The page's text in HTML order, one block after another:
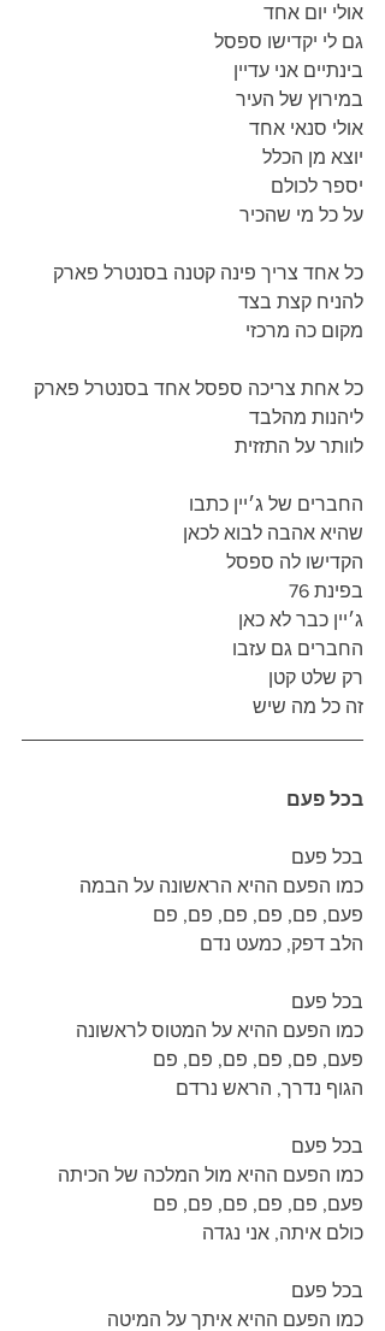
אולי יום אחד
גם לי יקדישו ספסל
בינתיים אני עדיין
במירוץ של העיר
אולי סנאי אחד
יוצא מן הכלל
יספר לכולם
על כל מי שהכיר
כל אחד צריך פינה קטנה בסנטרל פארק
להניח קצת בצד
מקום כה מרכזי
כל אחת צריכה ספסל אחד בסנטרל פארק
ליהנות מהלבד
לוותר על התזזית
החברים של ג׳יין כתבו
שהיא אהבה לבוא לכאן
הקדישו לה ספסל
בפינת 76
ג׳יין כבר לא כאן
החברים גם עזבו
רק שלט קטן
זה כל מה שיש
בכל פעם
בכל פעם
כמו הפעם ההיא הראשונה על הבמה
פעם, פם, פם, פם, פם, פם
הלב דפק, כמעט נדם
בכל פעם
כמו הפעם ההיא על המטוס לראשונה
פעם, פם, פם, פם, פם, פם
הגוף נדרך, הראש נרדם
בכל פעם
כמו הפעם ההיא מול המלכה של הכיתה
פעם, פם, פם, פם, פם, פם
כולם איתה, אני נגדה
בכל פעם
כמו הפעם ההיא איתך על המיטה